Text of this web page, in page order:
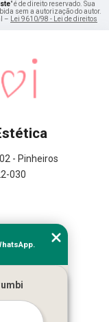
" é de direito reservado. Sua
sem a autorização do autor.
–
Lei 9610/98 - Lei de direitos
- Pinheiros
030